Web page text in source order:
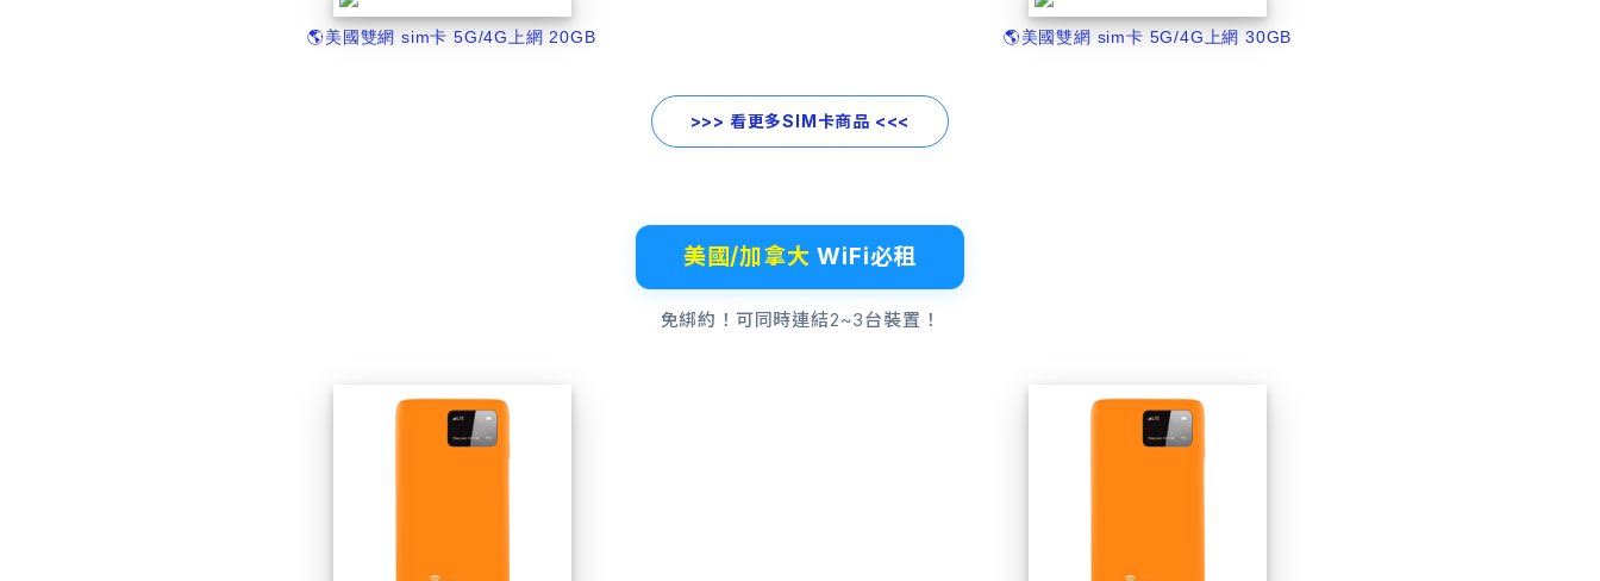
🌎️美國雙網 sim卡 5G/4G上網 20GB 🌎️美國雙網 sim卡 5G/4G上網 30GB
>>> 看更多SIM卡商品 <<<
美國/加拿大WiFi必租
免綁約！可同時連結2~3台裝置！